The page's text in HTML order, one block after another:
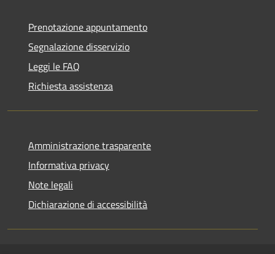
Prenotazione appuntamento
Segnalazione disservizio
Leggi le FAQ
Richiesta assistenza
Amministrazione trasparente
Informativa privacy
Note legali
Dichiarazione di accessibilità